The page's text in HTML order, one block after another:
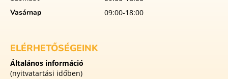
Vasárnap
09:00-18:00
ELÉRHETŐSÉGEINK
Általános információ
(nyitvatartási időben)